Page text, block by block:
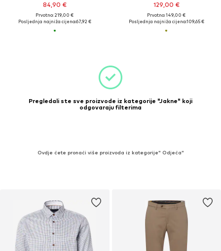
84,90 €
Prvotno: 219,00 €
Posljednja najniža cijena:67,92 €
129,00 €
Prvotno: 149,00 €
Posljednja najniža cijena:109,65 €
Pregledali ste sve proizvode iz kategorije "Jakne" koji
odgovaraju filterima
Ovdje ćete pronaći više proizvoda iz kategorije" Odjeća"